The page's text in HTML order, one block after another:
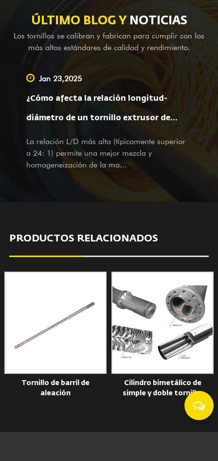
de Calidad Internacional ISO9002, los productos cumplen con
los estándares internacionales. El cilindro de tornillo de
aleación a base de níquel GⅡ 113 (acero 3# más reciente)
también es uno de nuestros primeros productos; Es aplicable
para soldadura de aleación bimetálica (PTA). Además de
proporcionar equipos de equilibrio para empresas de
maquinaria completa en el extranjero, también somos un
proveedor líder que ofrece servicios OEM, asistencia
topográfica y cartográfica, así como servicios de diseño para
empresas grandes y pequeñas en el país. No importa si es
nuestro socio actual o cliente potencial, con productos y
servicios, damos una calurosa bienvenida a su visita y
consultas con nuestros servicios atentos y sinceros.
ÚLTIMO BLOG YNOTICIAS
Los tornillos se calibran y fabrican para cumplir con los
más altos estándares de calidad y rendimiento.
Jan 23,2025
¿Cómo afecta la relación longitud-
diámetro de un tornillo extrusor de
película soplada al procesamiento del
material y a las propiedades de la
La relación L/D más alta (típicamente superior
a 24: 1) permite una mejor mezcla y
homogeneización de la ma...
PRODUCTOS RELACIONADOS
Tornillo de barril de
aleación
Cilindro bimetálico de
simple y doble tornillo.